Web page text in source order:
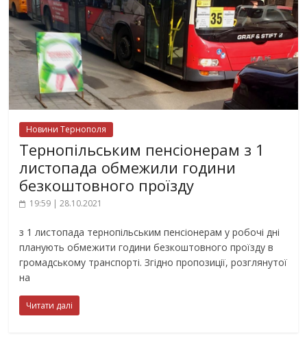
Новини Тернополя
Тернопільським пенсіонерам з 1
листопада обмежили години
безкоштовного проїзду
19:59 | 28.10.2021
з 1 листопада тернопільським пенсіонерам у робочі дні
планують обмежити години безкоштовного проїзду в
громадському транспорті. Згідно пропозиції, розглянутої
на
Читати далі